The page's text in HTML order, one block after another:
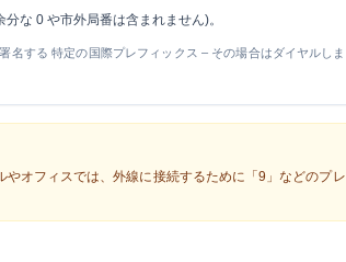
な 0 や市外局番は含まれません)。
名する 特定の国際プレフィックス – その場合はダイヤルしま
やオフィスでは、外線に接続するために「9」などのプレ